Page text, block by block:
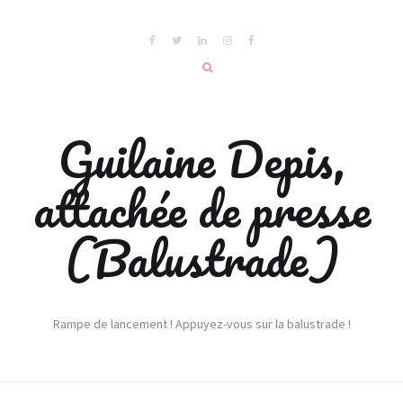
Guilaine Depis,
attachée de presse
(Balustrade)
Rampe de lancement ! Appuyez-vous sur la balustrade !